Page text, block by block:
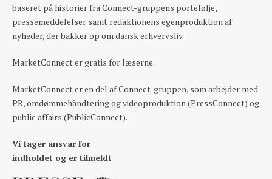
baseret på historier fra Connect-gruppens portefølje,
pressemeddelelser samt redaktionens egenproduktion af
nyheder, der bakker op om dansk erhvervsliv.
MarketConnect er gratis for læserne.
MarketConnect er en del af Connect-gruppen, som arbejder med
PR, omdømmehåndtering og videoproduktion (PressConnect) og
public affairs (PublicConnect).
Vi tager ansvar for
indholdet og er tilmeldt